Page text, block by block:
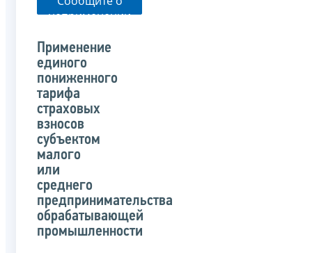
неприменении
органом
указанного
письма
Применение
единого
пониженного
тарифа
страховых
взносов
субъектом
малого
или
среднего
предпринимательства
обрабатывающей
промышленности